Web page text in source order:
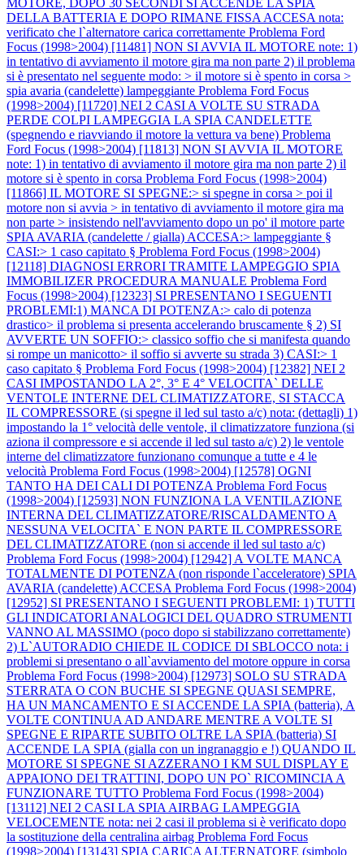
DELLA BATTERIA E DOPO RIMANE FISSA ACCESA nota:
verificato che l`alternatore carica correttamente Problema Ford
Focus (1998>2004) [11481] NON SI AVVIA IL MOTORE note: 1)
in tentativo di avviamento il motore gira ma non parte 2) il problema
si è presentato nel seguente modo: > il motore si è spento in corsa >
spia avaria (candelette) lampeggiante Problema Ford Focus
(1998>2004) [11720] NEI 2 CASI A VOLTE SU STRADA
PERDE COLPI LAMPEGGIA LA SPIA CANDELETTE
(spegnendo e riavviando il motore la vettura va bene) Problema
Ford Focus (1998>2004) [11813] NON SI AVVIA IL MOTORE
note: 1) in tentativo di avviamento il motore gira ma non parte 2) il
motore si è spento in corsa Problema Ford Focus (1998>2004)
[11866] IL MOTORE SI SPEGNE:> si spegne in corsa > poi il
motore non si avvia > in tentativo di avviamento il motore gira ma
non parte > insistendo nell'avviamento dopo un po' il motore parte
SPIA AVARIA (candelette / gialla) ACCESA:> lampeggiante §
CASI:> 1 caso capitato § Problema Ford Focus (1998>2004)
[12118] DIAGNOSI ERRORI TRAMITE LAMPEGGIO SPIA
IMMOBILIZER PROCEDURA MANUALE Problema Ford
Focus (1998>2004) [12323] SI PRESENTANO I SEGUENTI
PROBLEMI:1) MANCA DI POTENZA:> calo di potenza
drastico> il problema si presenta accelerando bruscamente § 2) SI
AVVERTE UN SOFFIO:> classico soffio che si manifesta quando
si rompe un manicotto> il soffio si avverte su strada 3) CASI:> 1
caso capitato § Problema Ford Focus (1998>2004) [12382] NEI 2
CASI IMPOSTANDO LA 2°, 3° E 4° VELOCITA` DELLE
VENTOLE INTERNE DEL CLIMATIZZATORE, SI STACCA
IL COMPRESSORE (si spegne il led sul tasto a/c) nota: (dettagli) 1)
impostando la 1° velocità delle ventole, il climatizzatore funziona (si
aziona il compressore e si accende il led sul tasto a/c) 2) le ventole
interne del climatizzatore funzionano comunque a tutte e 4 le
velocità Problema Ford Focus (1998>2004) [12578] OGNI
TANTO HA DEI CALI DI POTENZA Problema Ford Focus
(1998>2004) [12593] NON FUNZIONA LA VENTILAZIONE
INTERNA DEL CLIMATIZZATORE/RISCALDAMENTO A
NESSUNA VELOCITA` E NON PARTE IL COMPRESSORE
DEL CLIMATIZZATORE (non si accende il led sul tasto a/c)
Problema Ford Focus (1998>2004) [12942] A VOLTE MANCA
TOTALMENTE DI POTENZA (non risponde l`acceleratore) SPIA
AVARIA (candelette) ACCESA Problema Ford Focus (1998>2004)
[12952] SI PRESENTANO I SEGUENTI PROBLEMI: 1) TUTTI
GLI INDICATORI ANALOGICI DEL QUADRO STRUMENTI
VANNO AL MASSIMO (poco dopo si stabilizzano correttamente)
2) L`AUTORADIO CHIEDE IL CODICE DI SBLOCCO nota: i
problemi si presentano o all`avviamento del motore oppure in corsa
Problema Ford Focus (1998>2004) [12973] SOLO SU STRADA
STERRATA O CON BUCHE SI SPEGNE QUASI SEMPRE,
HA UN MANCAMENTO E SI ACCENDE LA SPIA (batteria), A
VOLTE CONTINUA AD ANDARE MENTRE A VOLTE SI
SPEGNE E RIPARTE SUBITO OLTRE LA SPIA (batteria) SI
ACCENDE LA SPIA (gialla con un ingranaggio e !) QUANDO IL
MOTORE SI SPEGNE SI AZZERANO I KM SUL DISPLAY E
APPAIONO DEI TRATTINI, DOPO UN PO` RICOMINCIA A
FUNZIONARE TUTTO Problema Ford Focus (1998>2004)
[13112] NEI 2 CASI LA SPIA AIRBAG LAMPEGGIA
VELOCEMENTE nota: nei 2 casi il problema si è verificato dopo
la sostituzione della centralina airbag Problema Ford Focus
(1998>2004) [13143] SPIA CARICA ALTERNATORE (simbolo